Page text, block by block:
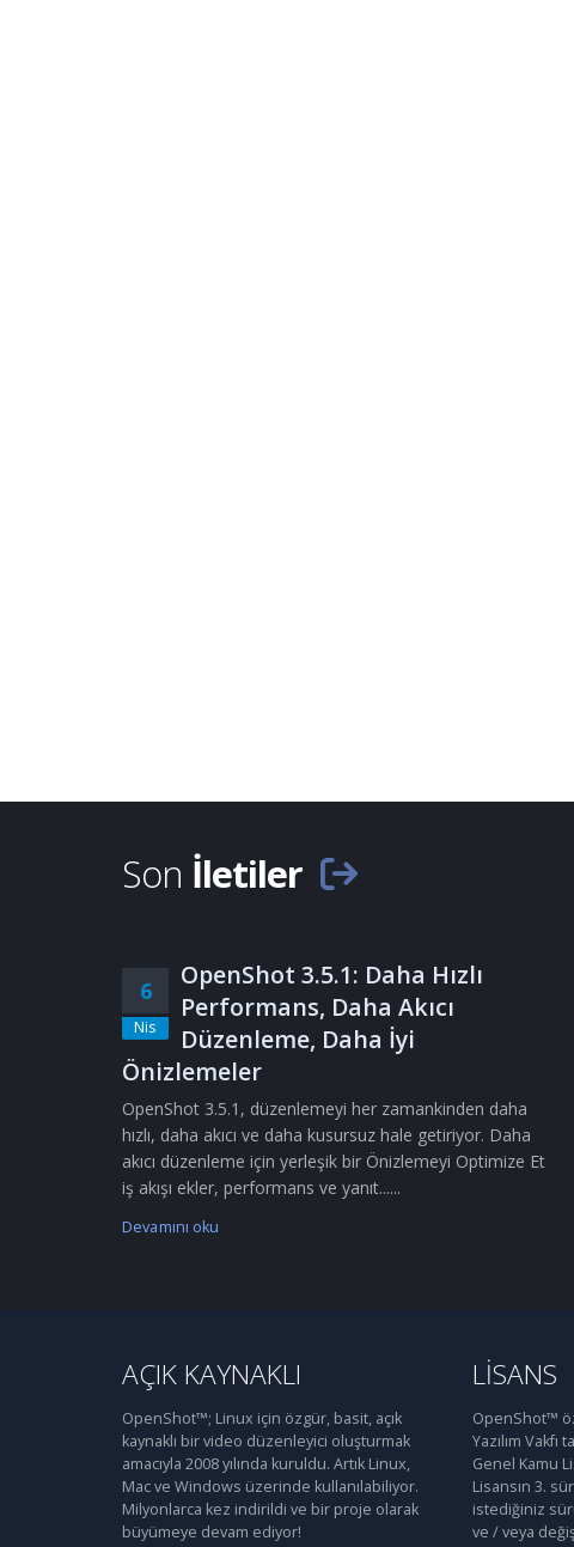
Son İletiler
6
Nis
OpenShot 3.5.1: Daha Hızlı
Performans, Daha Akıcı
Düzenleme, Daha İyi
Önizlemeler
OpenShot 3.5.1, düzenlemeyi her zamankinden daha
hızlı, daha akıcı ve daha kusursuz hale getiriyor. Daha
akıcı düzenleme için yerleşik bir Önizlemeyi Optimize Et
iş akışı ekler, performans ve yanıt......
Devamını oku
AÇIK KAYNAKLI
OpenShot™; Linux için özgür, basit, açık
kaynaklı bir video düzenleyici oluşturmak
amacıyla 2008 yılında kuruldu. Artık Linux,
Mac ve Windows üzerinde kullanılabiliyor.
Milyonlarca kez indirildi ve bir proje olarak
büyümeye devam ediyor!
LISANS
OpenShot™
Yazılım Vakfı
Genel Kamu
Lisansın 3.
istediğiniz
ve / veya